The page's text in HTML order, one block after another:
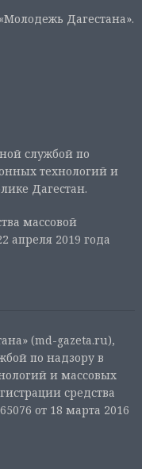
Дагестана».
службой по
технологий и
Дагестан.
массовой
апреля 2019 года
(md-gazeta.ru),
по надзору в
и массовых
средства
от 18 марта 2016